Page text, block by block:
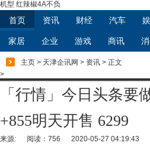
机型 红辣椒4A不负
首页 资讯 财经 汽车
家居 企业 游戏 商讯
主页 > 天津企讯网 > 资讯 > 正文
>
「行情」今日头条要
+855明天开售 6299
来源: 阅读：756 2020-05-27 04:19:43